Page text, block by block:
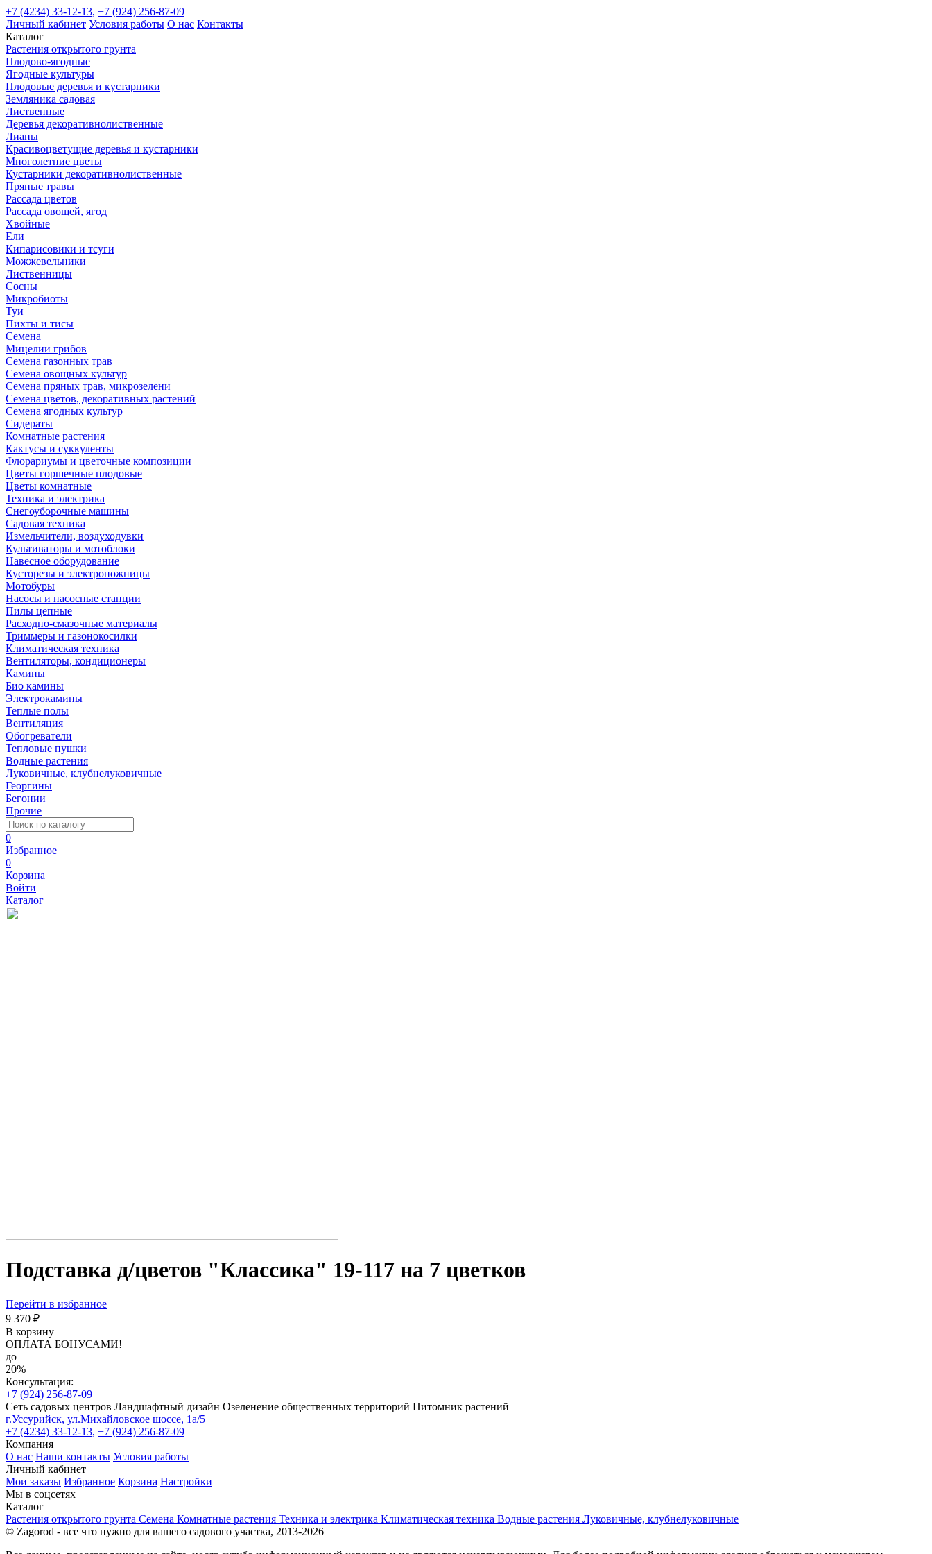
+7 (4234) 33-12-13, +7 (924) 256-87-09
Личный кабинет Условия работы О нас Контакты
Каталог
Растения открытого грунта
Плодово-ягодные
Ягодные культуры
Плодовые деревья и кустарники
Земляника садовая
Лиственные
Деревья декоративнолиственные
Лианы
Красивоцветущие деревья и кустарники
Многолетние цветы
Кустарники декоративнолиственные
Пряные травы
Рассада цветов
Рассада овощей, ягод
Хвойные
Ели
Кипарисовики и тсуги
Можжевельники
Лиственницы
Сосны
Микробиоты
Туи
Пихты и тисы
Семена
Мицелии грибов
Семена газонных трав
Семена овощных культур
Семена пряных трав, микрозелени
Семена цветов, декоративных растений
Семена ягодных культур
Сидераты
Комнатные растения
Кактусы и суккуленты
Флорариумы и цветочные композиции
Цветы горшечные плодовые
Цветы комнатные
Техника и электрика
Снегоуборочные машины
Садовая техника
Измельчители, воздуходувки
Культиваторы и мотоблоки
Навесное оборудование
Кусторезы и электроножницы
Мотобуры
Насосы и насосные станции
Пилы цепные
Расходно-смазочные материалы
Триммеры и газонокосилки
Климатическая техника
Вентиляторы, кондиционеры
Камины
Био камины
Электрокамины
Теплые полы
Вентиляция
Обогреватели
Тепловые пушки
Водные растения
Луковичные, клубнелуковичные
Георгины
Бегонии
Прочие
0
Избранное
0
Корзина
Войти
Каталог
Подставка д/цветов "Классика" 19-117 на 7 цветков
Перейти в избранное
9 370 ₽
В корзину
ОПЛАТА БОНУСАМИ!
до
20%
Консультация:
+7 (924) 256-87-09
Сеть садовых центров Ландшафтный дизайн Озеленение общественных территорий Питомник растений
г.Уссурийск, ул.Михайловское шоссе, 1а/5
+7 (4234) 33-12-13, +7 (924) 256-87-09
Компания
О нас Наши контакты Условия работы
Личный кабинет
Мои заказы Избранное Корзина Настройки
Мы в соцсетях
Каталог
Растения открытого грунта Семена Комнатные растения Техника и электрика Климатическая техника Водные растения Луковичные, клубнелуковичные
© Zagorod - все что нужно для вашего садового участка, 2013-2026